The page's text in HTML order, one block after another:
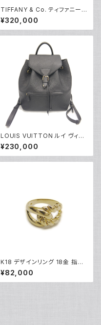
TIFFANY & Co. ティファニー
K18 エルサペレッティ ドロップ
ペンダント ネックレス 18金 ア
ズキチェーン Y05240
¥320,000
LOUIS VUITTON ルイ ヴィト
ン モンスリPM モノグラムアンプ
ラント ノワール バックパック リ
ュックサック M45205 Y05225
¥230,000
K18 デザインリング 18金 指輪
9号 Y05273
¥82,000